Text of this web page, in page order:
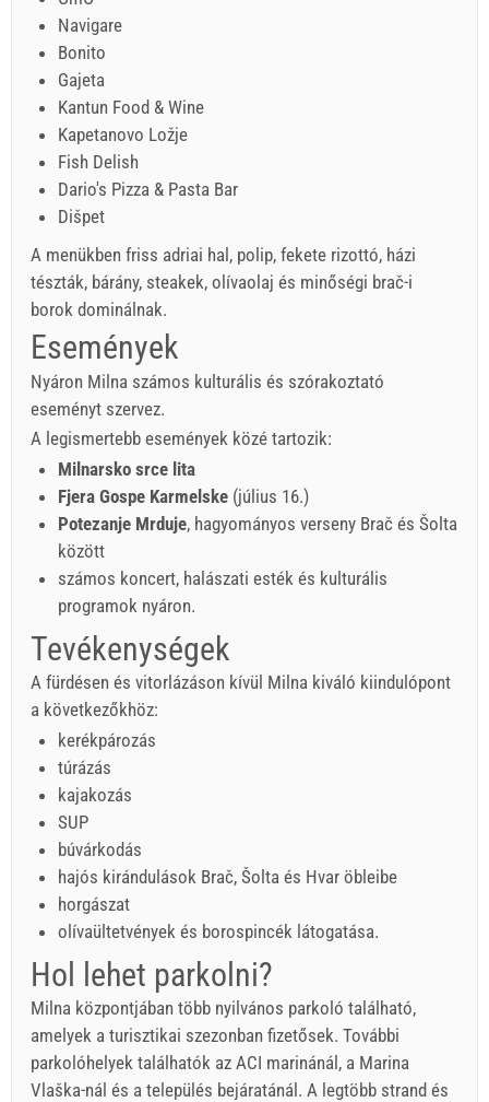
Navigare
Bonito
Gajeta
Kantun Food & Wine
Kapetanovo Ložje
Fish Delish
Dario's Pizza & Pasta Bar
Dišpet
A menükben friss adriai hal, polip, fekete rizottó, házi
tészták, bárány, steakek, olívaolaj és minőségi brač-i
borok dominálnak.
Események
Nyáron Milna számos kulturális és szórakoztató
eseményt szervez.
A legismertebb események közé tartozik:
Milnarsko srce lita
Fjera Gospe Karmelske (július 16.)
Potezanje Mrduje, hagyományos verseny Brač és Šolta
között
számos koncert, halászati esték és kulturális
programok nyáron.
Tevékenységek
A fürdésen és vitorlázáson kívül Milna kiváló kiindulópont
a következőkhöz:
kerékpározás
túrázás
kajakozás
SUP
búvárkodás
hajós kirándulások Brač, Šolta és Hvar öbleibe
horgászat
olívaültetvények és borospincék látogatása.
Hol lehet parkolni?
Milna központjában több nyilvános parkoló található,
amelyek a turisztikai szezonban fizetősek. További
parkolóhelyek találhatók az ACI marinánál, a Marina
Vlaška-nál és a település bejáratánál. A legtöbb strand és